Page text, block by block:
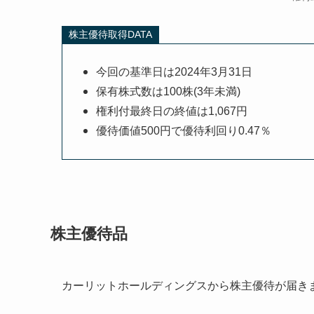
株主優待取得DATA
今回の基準日は2024年3月31日
保有株式数は100株(3年未満)
権利付最終日の終値は1,067円
優待価値500円で優待利回り0.47％
株主優待品
カーリットホールディングスから株主優待が届き